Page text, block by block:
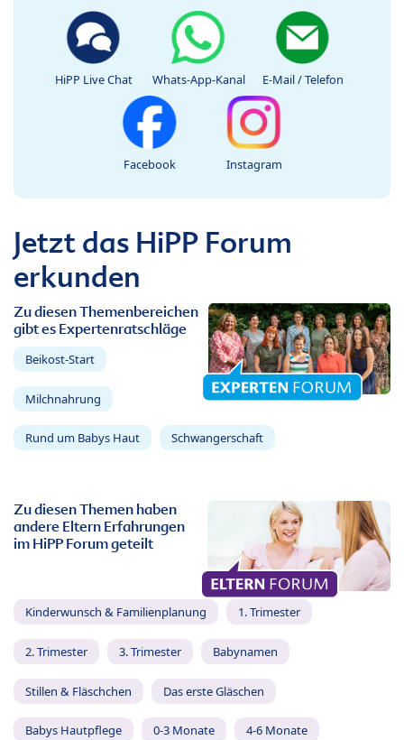
HiPP Live Chat Whats-App-Kanal E-Mail / Telefon
Facebook Instagram
Jetzt das HiPP Forum
erkunden
Zu diesen Themenbereichen
gibt es Expertenratschläge
Beikost-Start
Milchnahrung
Rund um Babys Haut Schwangerschaft
Zu diesen Themen haben
andere Eltern Erfahrungen
im HiPP Forum geteilt
Kinderwunsch & Familienplanung 1. Trimester
2. Trimester 3. Trimester Babynamen
Stillen & Fläschchen Das erste Gläschen
Babys Hautpflege 0-3 Monate 4-6 Monate